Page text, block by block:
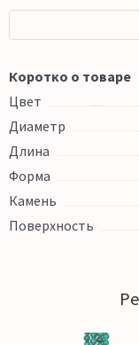
Коротко о товаре
Цвет
Диаметр
Длина
Форма
Камень
Поверхность